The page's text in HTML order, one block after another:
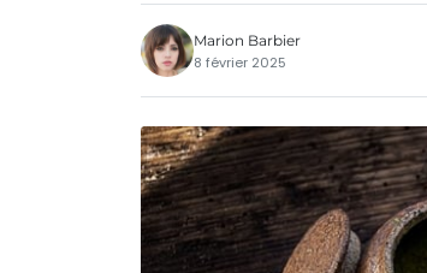
Marion Barbier
8 février 2025